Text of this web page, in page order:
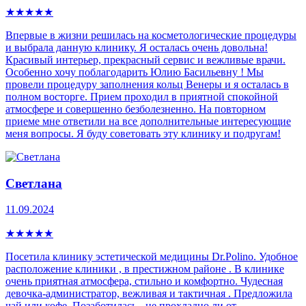
★★★★★
Впервые в жизни решилась на косметологические процедуры
и выбрала данную клинику. Я осталась очень довольна!
Красивый интерьер, прекрасный сервис и вежливые врачи.
Особенно хочу поблагодарить Юлию Басильевну ! Мы
провели процедуру заполнения кольц Венеры и я осталась в
полном восторге. Прием проходил в приятной спокойной
атмосфере и совершенно безболезненно. На повторном
приеме мне ответили на все дополнительные интересующие
меня вопросы. Я буду советовать эту клинику и подругам!
Светлана
11.09.2024
★★★★★
Посетила клинику эстетической медицины Dr.Polino. Удобное
расположение клиники , в престижном районе . В клинике
очень приятная атмосфера, стильно и комфортно. Чудесная
девочка-администратор, вежливая и тактичная . Предложила